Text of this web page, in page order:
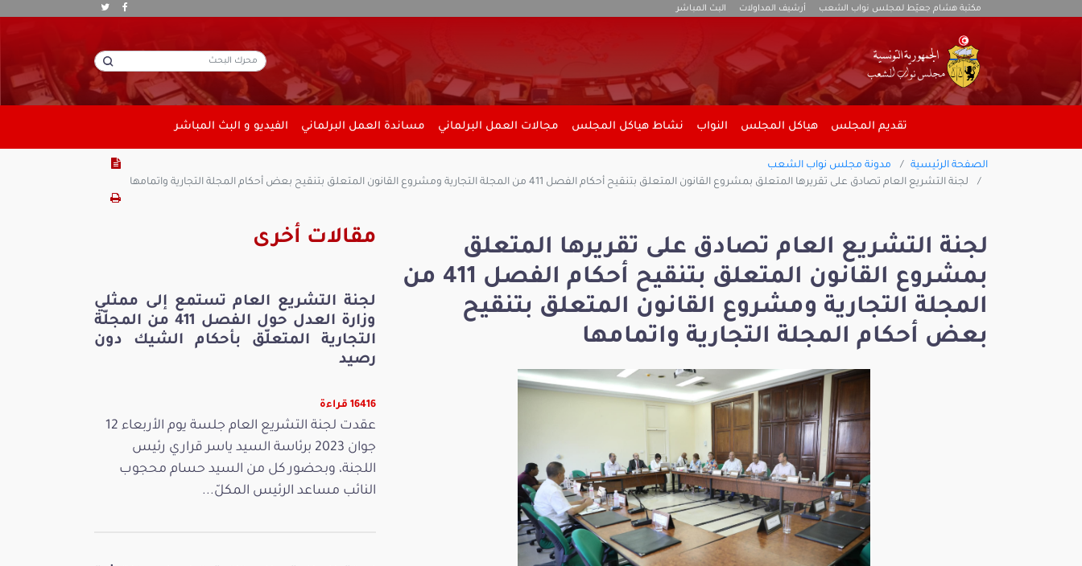
مكتبة هشام جعيّط لمجلس نواب الشعب أرشيف المداولات البث المباشر
تقديم المجلس هياكل المجلس النواب نشاط هياكل المجلس مجالات العمل البرلماني مساندة العمل البرلماني الفيديو و البث المباشر
الصفحة الرئيسية
مدونة مجلس نواب الشعب
لجنة التشريع العام تصادق على تقريرها المتعلق بمشروع القانون المتعلق بتنقيح أحكام الفصل 411 من المجلة التجارية ومشروع القانون المتعلق بتنقيح بعض أحكام المجلة التجارية واتمامها
لجنة التشريع العام تصادق على تقريرها المتعلق
بمشروع القانون المتعلق بتنقيح أحكام الفصل 411 من
المجلة التجارية ومشروع القانون المتعلق بتنقيح
بعض أحكام المجلة التجارية واتمامها
مقالات أخرى
لجنة التشريع العام تستمع إلى ممثلي
وزارة العدل حول الفصل 411 من المجلّة
التجارية المتعلّق بأحكام الشيك دون
رصيد
16416 قراءة
عقدت لجنة التشريع العام جلسة يوم الأربعاء 12
جوان 2023 برئاسة السيد ياسر قراري رئيس
اللجنة، وبحضور كل من السيد حسام محجوب
النائب مساعد الرئيس المكلّ...